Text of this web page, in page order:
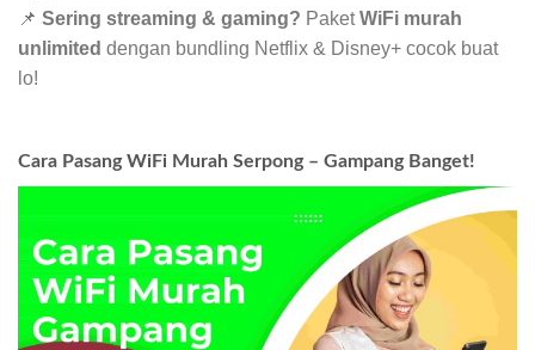
📌 Sering streaming & gaming? PaketWiFi murah
unlimited dengan bundling Netflix & Disney+ cocok buat
lo!
Cara Pasang WiFi Murah Serpong – Gampang Banget!